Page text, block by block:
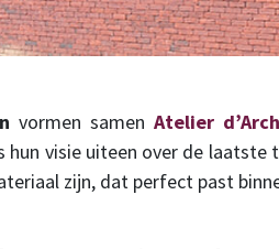
vormen samen Atelier
visie uiteen over de
zijn, dat perfect past